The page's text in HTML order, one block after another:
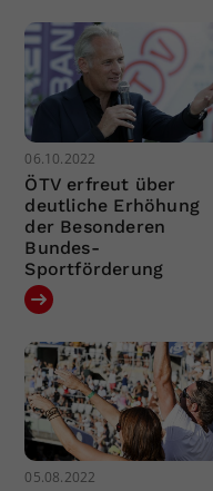
06.10.2022
ÖTV erfreut über
deutliche Erhöhung
der Besonderen
Bundes-
Sportförderung
05.08.2022